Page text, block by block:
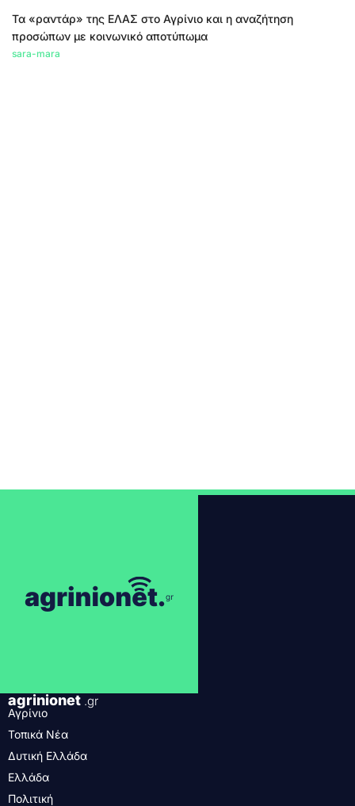
Τα «ραντάρ» της ΕΛΑΣ στο Αγρίνιο και η αναζήτηση
προσώπων με κοινωνικό αποτύπωμα
sara-mara
agrinionet .gr
Αγρίνιο
Τοπικά Νέα
Δυτική Ελλάδα
Ελλάδα
Πολιτική